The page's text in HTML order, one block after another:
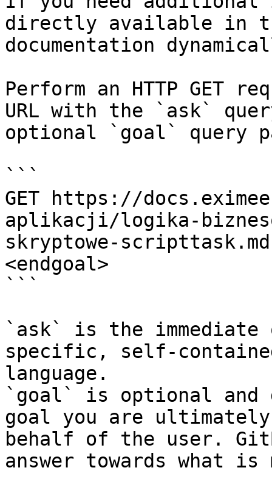
directly available in
documentation
Perform an HTTP GET
URL with the `ask`
optional `goal` query
```
GET https://
aplikacji/logika-
skryptowe-
<endgoal>
```
`ask` is the
specific, self-
language.
`goal` is optional and
goal you are
behalf of the user.
answer towards what